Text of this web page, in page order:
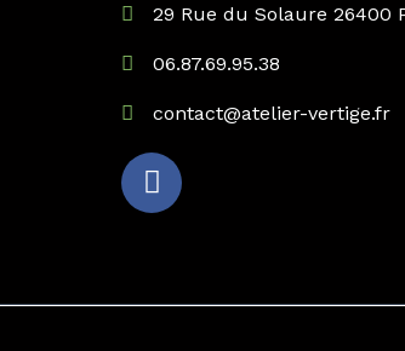
29 Rue du Solaure 26400
06.87.69.95.38
contact@atelier-vertige.fr